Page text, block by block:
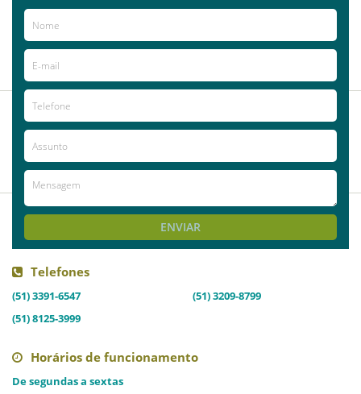
Guest
2020-12-10
Anonymous
ENVIAR
Telefones
(51) 3391-6547
(51) 3209-8799
(51) 8125-3999
Horários de funcionamento
De segundas a sextas